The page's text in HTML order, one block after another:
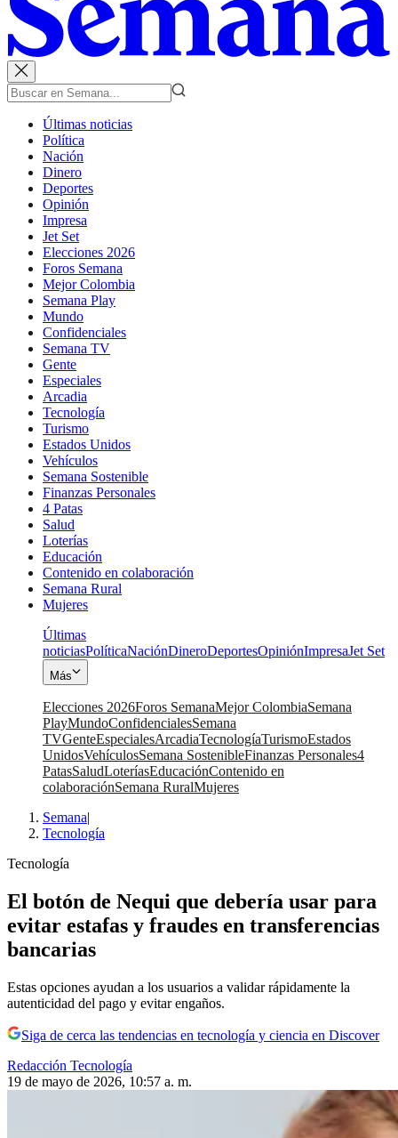
Últimas noticias
Política
Nación
Dinero
Deportes
Opinión
Impresa
Jet Set
Elecciones 2026
Foros Semana
Mejor Colombia
Semana Play
Mundo
Confidenciales
Semana TV
Gente
Especiales
Arcadia
Tecnología
Turismo
Estados Unidos
Vehículos
Semana Sostenible
Finanzas Personales
4 Patas
Salud
Loterías
Educación
Contenido en colaboración
Semana Rural
Mujeres
Últimas
noticiasPolíticaNaciónDineroDeportesOpiniónImpresaJet Set
Más
Elecciones 2026Foros SemanaMejor ColombiaSemana
PlayMundoConfidencialesSemana
TVGenteEspecialesArcadiaTecnologíaTurismoEstados
UnidosVehículosSemana SostenibleFinanzas Personales4
PatasSaludLoteríasEducaciónContenido en
colaboraciónSemana RuralMujeres
Semana|
Tecnología
Tecnología
El botón de Nequi que debería usar para
evitar estafas y fraudes en transferencias
bancarias
Estas opciones ayudan a los usuarios a validar rápidamente la
autenticidad del pago y evitar engaños.
Siga de cerca las tendencias en tecnología y ciencia en Discover
Redacción Tecnología
19 de mayo de 2026, 10:57 a. m.